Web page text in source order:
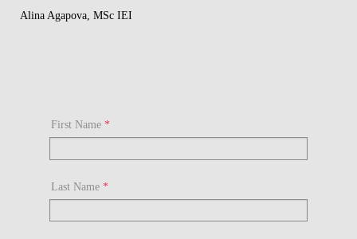
Alina Agapova, MSc IEI
First Name *
Last Name *